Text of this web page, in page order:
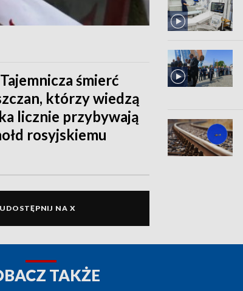
śmierć
którzy wiedzą
licznie przybywają
rosyjskiemu
UDOSTĘPNIJ NA X
TAKŻE